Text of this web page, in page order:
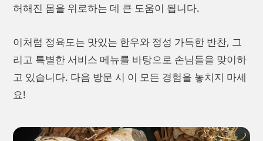
허해진 몸을 위로하는 데 큰 도움이 됩니다.
이처럼 정육도는 맛있는 한우와 정성 가득한 반찬, 그
리고 특별한 서비스 메뉴를 바탕으로 손님들을 맞이하
고 있습니다. 다음 방문 시 이 모든 경험을 놓치지 마세
요!